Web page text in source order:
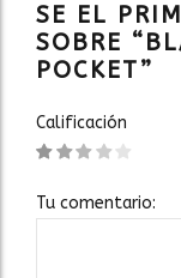
SE EL
SOBRE
POCKET”
Calificación
Tu comentario: